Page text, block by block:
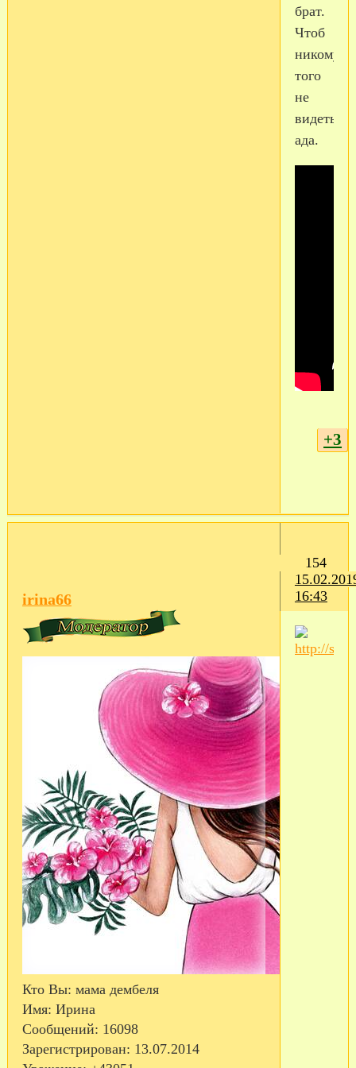
брат.
Чтоб
никому
того
не
видеть
ада.
+3
154
16:43
irina66
Кто Вы: мама дембеля
Имя: Ирина
Сообщений: 16098
Зарегистрирован: 13.07.2014